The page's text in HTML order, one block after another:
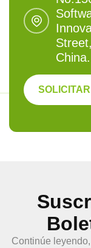
China.
Continúe